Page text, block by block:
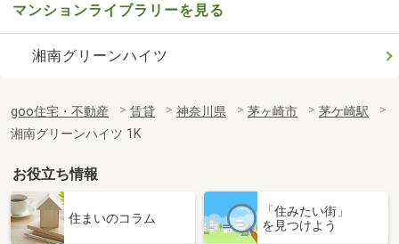
マンションライブラリーを見る
湘南グリーンハイツ
goo住宅・不動産 賃貸 神奈川県 茅ヶ崎市
茅ケ崎駅
湘南グリーンハイツ 1K
お役立ち情報
住まいのコラム
「住みたい街」
を見つけよう